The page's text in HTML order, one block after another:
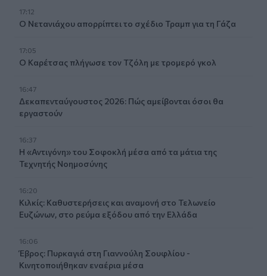
17:12
Ο Νετανιάχου απορρίπτει το σχέδιο Τραμπ για τη Γάζα
17:05
Ο Καρέτσας πλήγωσε τον Τζόλη με τρομερό γκολ
16:47
Δεκαπενταύγουστος 2026: Πώς αμείβονται όσοι θα
εργαστούν
16:37
Η «Αντιγόνη» του Σοφοκλή μέσα από τα μάτια της
Τεχνητής Νοημοσύνης
16:20
Κιλκίς: Καθυστερήσεις και αναμονή στο Τελωνείο
Ευζώνων, στο ρεύμα εξόδου από την Ελλάδα
16:06
Έβρος: Πυρκαγιά στη Γιαννούλη Σουφλίου -
Κινητοποιήθηκαν εναέρια μέσα